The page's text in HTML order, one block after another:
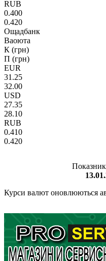
RUB
0.400
0.420
Ощадбанк
Ваоюта
К (грн)
П (грн)
EUR
31.25
32.00
USD
27.35
28.10
RUB
0.410
0.420
Курси валют оновлюються